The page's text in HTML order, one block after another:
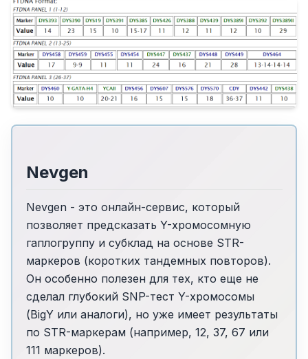
Nevgen
Nevgen - это онлайн-сервис, который
позволяет предсказать Y-хромосомную
гаплогруппу и субклад на основе STR-
маркеров (коротких тандемных повторов).
Он особенно полезен для тех, кто еще не
сделал глубокий SNP-тест Y-хромосомы
(BigY или аналоги), но уже имеет результаты
по STR-маркерам (например, 12, 37, 67 или
111 маркеров).